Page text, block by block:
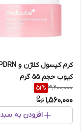
کیوب حجم 55 گرم
3,200,000
51%
1,560,000
افزودن به سبد